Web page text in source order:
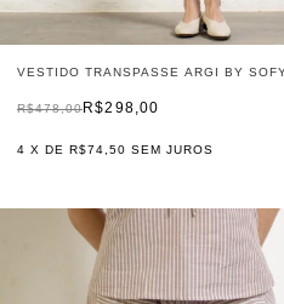
VESTIDO TRANSPASSE ARGI BY
R$298,00
R$478,00
4 X DER$74,50 SEM JUROS